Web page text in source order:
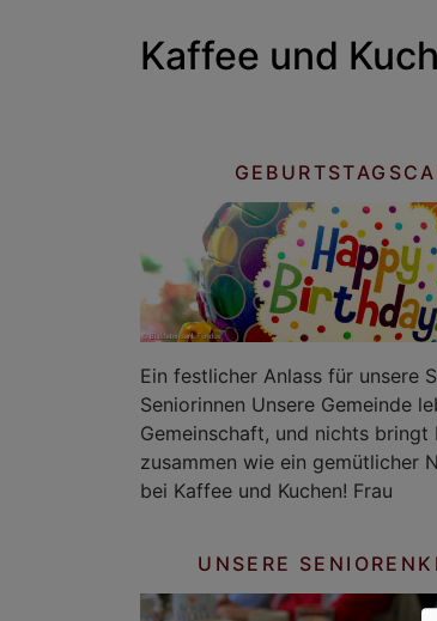
Kaffee und
Ein festlicher Anlass für unsere
Seniorinnen Unsere Gemeinde
Gemeinschaft, und nichts bringt
zusammen wie ein gemütlicher
bei Kaffee und Kuchen! Frau
UNSERE